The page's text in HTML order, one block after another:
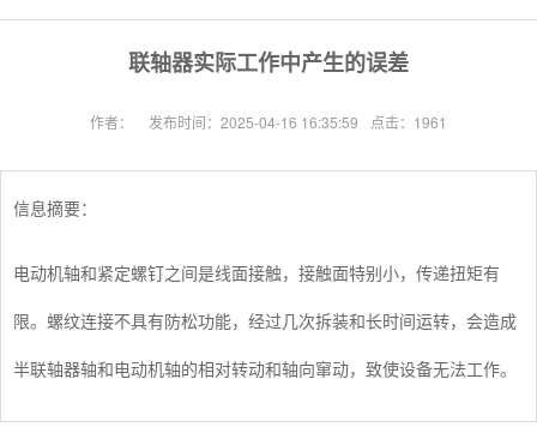
联轴器实际工作中产生的误差
作者： 发布时间：2025-04-16 16:35:59 点击：1961
信息摘要：
电动机轴和紧定螺钉之间是线面接触，接触面特别小，传递扭矩有
限。螺纹连接不具有防松功能，经过几次拆装和长时间运转，会造成
半联轴器轴和电动机轴的相对转动和轴向窜动，致使设备无法工作。